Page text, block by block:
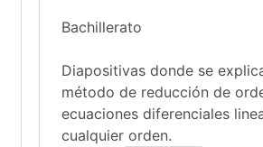
Bachillerato
Diapositivas donde se
método de reducción de
ecuaciones diferenciales
cualquier orden.